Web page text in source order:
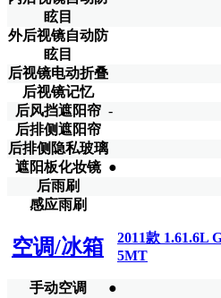
眩目
外后视镜自动防
眩目
后视镜电动折叠
后视镜记忆
后风挡遮阳帘 -
后排侧遮阳帘
后排侧隐私玻璃
遮阳板化妆镜 ●
后雨刷
感应雨刷
空调/冰箱
2011款 1.61.6L
5MT
手动空调 ●